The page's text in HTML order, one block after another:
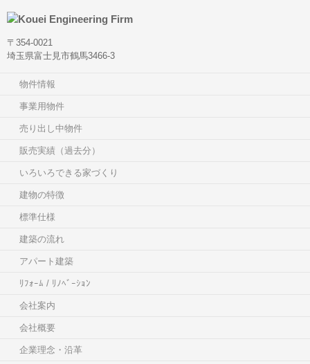
〒354-0021
埼玉県富士見市鶴馬3466-3
物件情報
事業用物件
売り出し中物件
販売実績（過去分）
いろいろできる家づくり
建物の特徴
標準仕様
建築の流れ
アパート建築
ﾘﾌｫｰﾑ / ﾘﾉﾍﾞｰｼｮﾝ
会社案内
会社概要
企業理念・沿革